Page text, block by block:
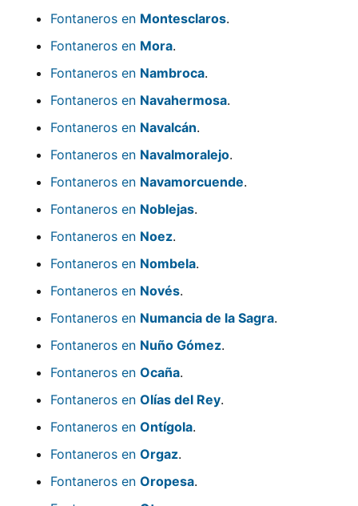
Fontaneros en Montesclaros.
Fontaneros en Mora.
Fontaneros en Nambroca.
Fontaneros en Navahermosa.
Fontaneros en Navalcán.
Fontaneros en Navalmoralejo.
Fontaneros en Navamorcuende.
Fontaneros en Noblejas.
Fontaneros en Noez.
Fontaneros en Nombela.
Fontaneros en Novés.
Fontaneros en Numancia de la Sagra.
Fontaneros en Nuño Gómez.
Fontaneros en Ocaña.
Fontaneros en Olías del Rey.
Fontaneros en Ontígola.
Fontaneros en Orgaz.
Fontaneros en Oropesa.